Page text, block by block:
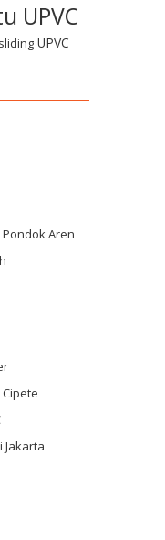
UPVC
UPVC
Pondok Aren
Cipete
Jakarta